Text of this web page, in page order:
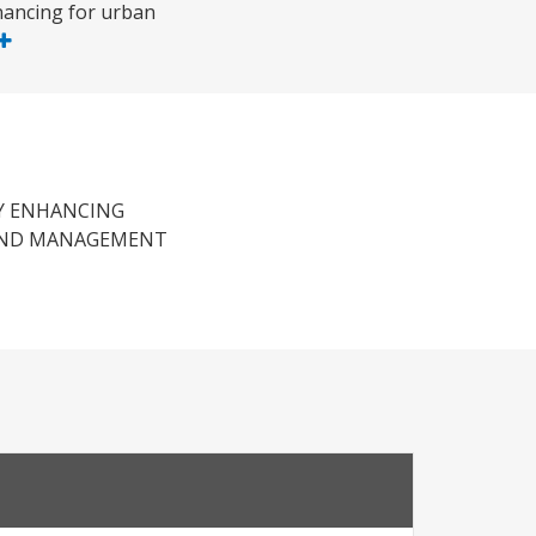
for urban
ENHANCING
MANAGEMENT